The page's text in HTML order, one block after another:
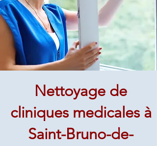
Nettoyage de
cliniques medicales à
Saint-Bruno-de-